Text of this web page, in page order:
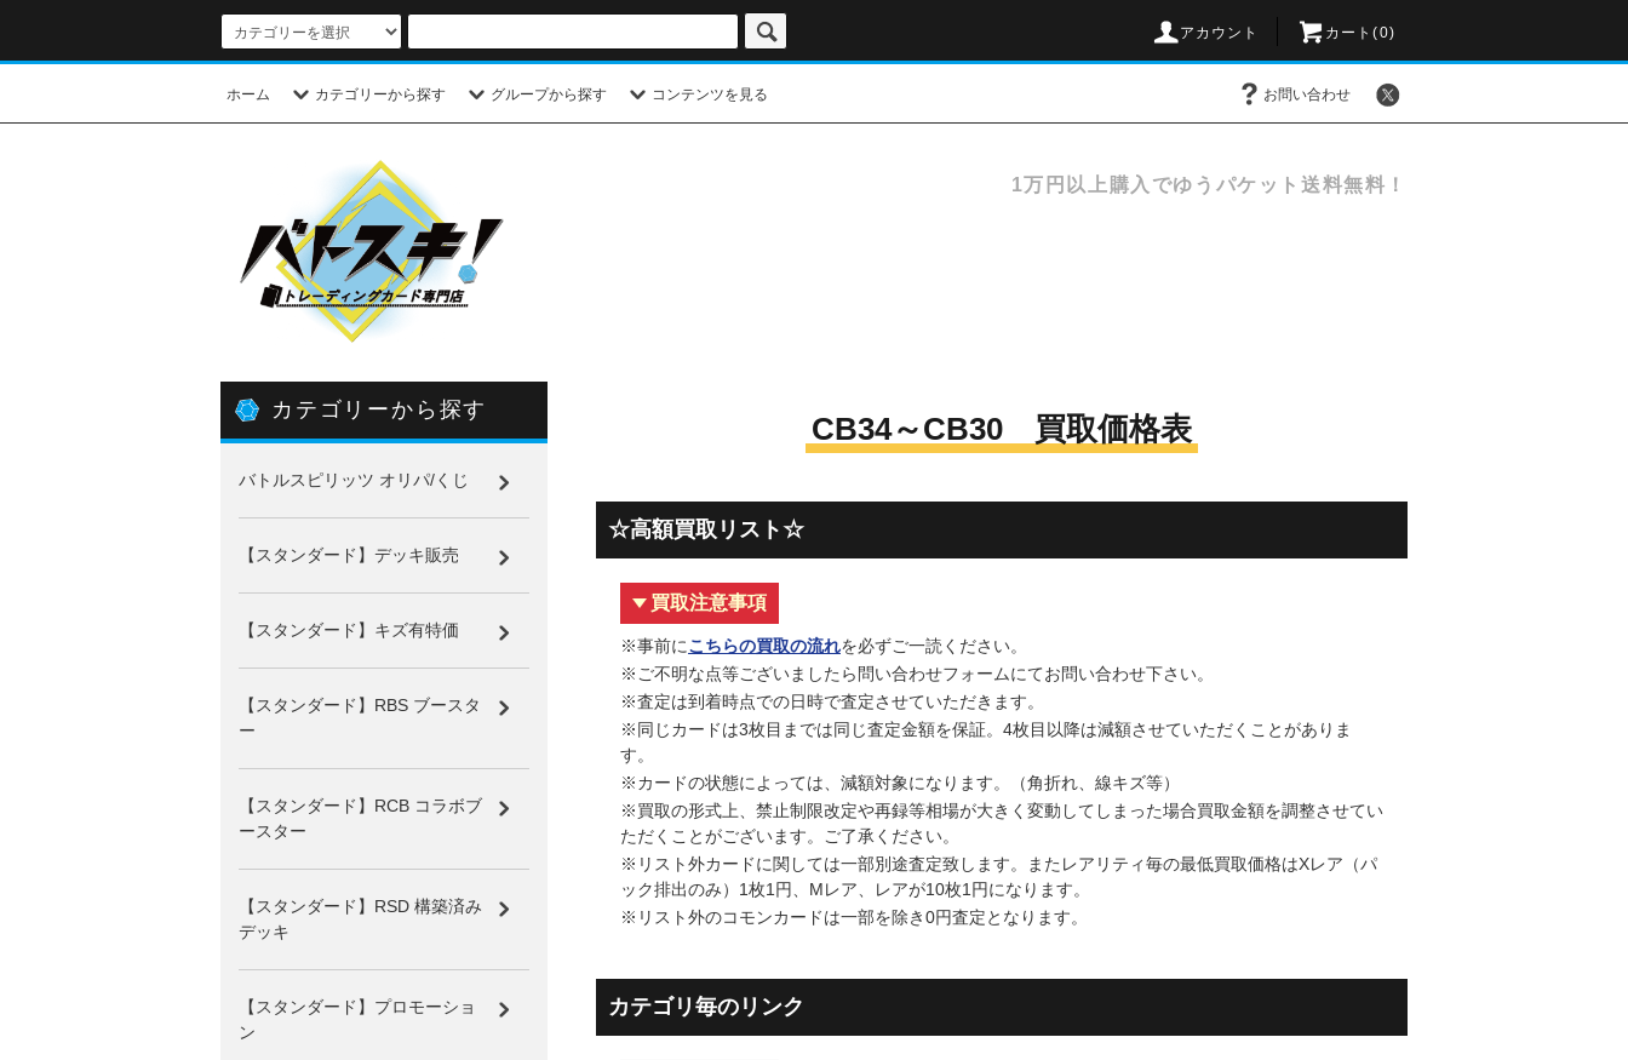
アカウント カート(0)
ホーム カテゴリーから探す グループから探す コンテンツを見る お問い合わせ
1万円以上購入でゆうパケット送料無料！
CB34～CB30 買取価格表
☆高額買取リスト☆
買取注意事項
※事前にこちらの買取の流れを必ずご一読ください。
※ご不明な点等ございましたら問い合わせフォームにてお問い合わせ下さい。
※査定は到着時点での日時で査定させていただきます。
※同じカードは3枚目までは同じ査定金額を保証。4枚目以降は減額させていただくことがありま
す。
※カードの状態によっては、減額対象になります。（角折れ、線キズ等）
※買取の形式上、禁止制限改定や再録等相場が大きく変動してしまった場合買取金額を調整させてい
ただくことがございます。ご了承ください。
※リスト外カードに関しては一部別途査定致します。またレアリティ毎の最低買取価格はXレア（パ
ック排出のみ）1枚1円、Mレア、レアが10枚1円になります。
※リスト外のコモンカードは一部を除き0円査定となります。
カテゴリ毎のリンク
カテゴリーから探す
バトルスピリッツ オリパ/くじ
【スタンダード】デッキ販売
【スタンダード】キズ有特価
【スタンダード】RBS ブースタ
ー
【スタンダード】RCB コラボブ
ースター
【スタンダード】RSD 構築済み
デッキ
【スタンダード】プロモーショ
ン